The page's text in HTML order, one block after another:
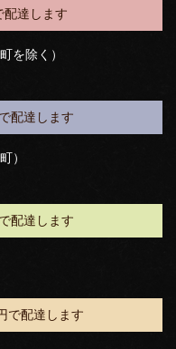
配達します
を除く）
配達します
）
配達します
で配達します